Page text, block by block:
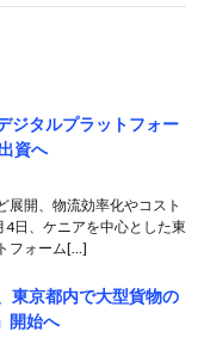
ジタルプラットフォー
資へ
展開、物流効率化やコスト
日、ケニアを中心とした東
フォーム[…]
東京都内で大型貨物の
開始へ